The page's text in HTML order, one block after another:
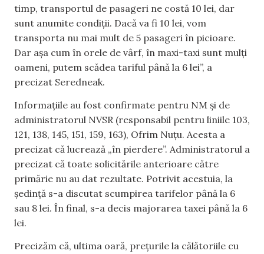
timp, transportul de pasageri ne costă 10 lei, dar
sunt anumite condiții. Dacă va fi 10 lei, vom
transporta nu mai mult de 5 pasageri în picioare.
Dar așa cum în orele de vârf, în maxi-taxi sunt mulți
oameni, putem scădea tariful până la 6 lei”, a
precizat Seredneak.
Informațiile au fost confirmate pentru NM și de
administratorul NVSR (responsabil pentru liniile 103,
121, 138, 145, 151, 159, 163), Ofrim Nuțu. Acesta a
precizat că lucrează „în pierdere”. Administratorul a
precizat că toate solicitările anterioare către
primărie nu au dat rezultate. Potrivit acestuia, la
ședință s-a discutat scumpirea tarifelor până la 6
sau 8 lei. În final, s-a decis majorarea taxei până la 6
lei.
Precizăm că, ultima oară, prețurile la călătoriile cu